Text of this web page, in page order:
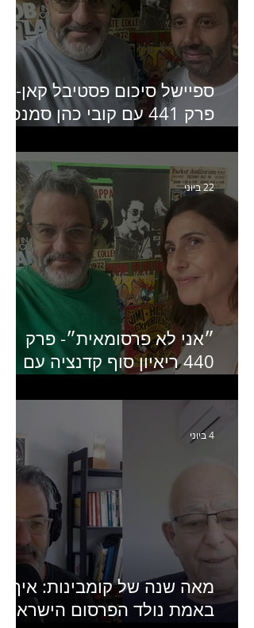
ספיישל סיכום פסטיבל קאן-
פרק 441 עם קובי כהן
״אני לא פרסומאית״- פרק
440 ריאיון סוף קדנציה עם
מנכ״לית באומן בר ריבנאי
22 ביוני
מאה שנה של קומבינות: איך
באמת נולד הפרסום
4 ביוני